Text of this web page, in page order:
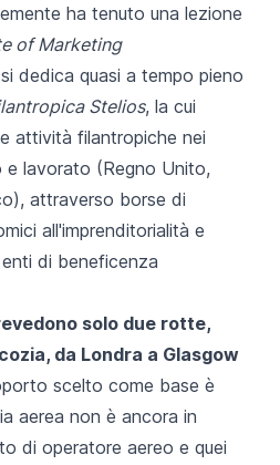
ha tenuto una lezione
of Marketing
dedica quasi a tempo pieno
Stelios, la cui
attività filantropiche nei
e lavorato (Regno Unito,
attraverso borse di
all'imprenditorialità e
di beneficenza
solo due rotte,
da Londra a Glasgow
scelto come base è
aerea non è ancora in
di operatore aereo e quei